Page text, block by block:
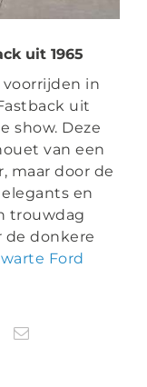
uit 1965
in
uit
show. Deze
van een
maar door de
en
trouwdag
de donkere
Ford